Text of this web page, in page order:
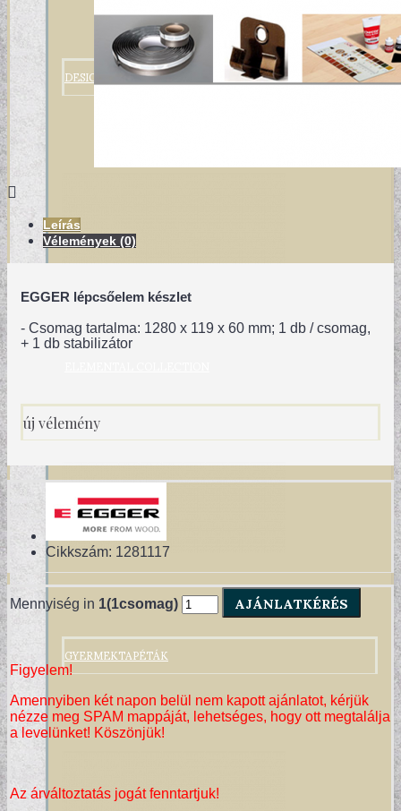
DESIGN TAPÉTÁK
GYERMEKTAPÉTÁK
Leírás
Vélemények (0)
EGGER lépcsőelem készlet
- Csomag tartalma: 1280 x 119 x 60 mm; 1 db / csomag,
+ 1 db stabilizátor
új vélemény
Cikkszám: 1281117
Mennyiség in 1(1csomag) AJÁNLATKÉRÉS
Figyelem!
Amennyiben két napon belül nem kapott ajánlatot, kérjük
nézze meg SPAM mappáját, lehetséges, hogy ott megtalálja
a levelünket! Köszönjük!
Az árváltoztatás jogát fenntartjuk!